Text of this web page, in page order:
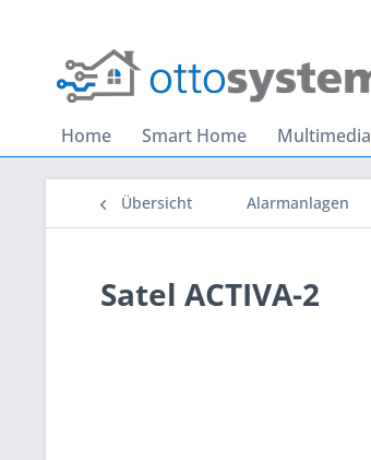
Home Smart Home Multimedia
Übersicht Alarmanlagen
Satel ACTIVA-2